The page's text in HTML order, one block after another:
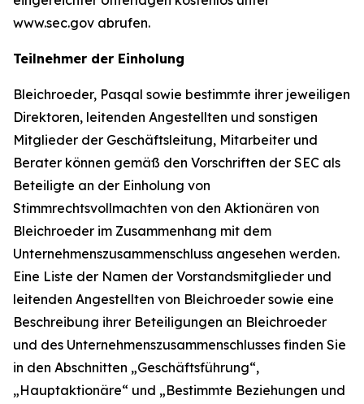
www.sec.gov abrufen.
Teilnehmer der Einholung
Bleichroeder, Pasqal sowie bestimmte ihrer jeweiligen
Direktoren, leitenden Angestellten und sonstigen
Mitglieder der Geschäftsleitung, Mitarbeiter und
Berater können gemäß den Vorschriften der SEC als
Beteiligte an der Einholung von
Stimmrechtsvollmachten von den Aktionären von
Bleichroeder im Zusammenhang mit dem
Unternehmenszusammenschluss angesehen werden.
Eine Liste der Namen der Vorstandsmitglieder und
leitenden Angestellten von Bleichroeder sowie eine
Beschreibung ihrer Beteiligungen an Bleichroeder
und des Unternehmenszusammenschlusses finden Sie
in den Abschnitten „Geschäftsführung“,
„Hauptaktionäre“ und „Bestimmte Beziehungen und